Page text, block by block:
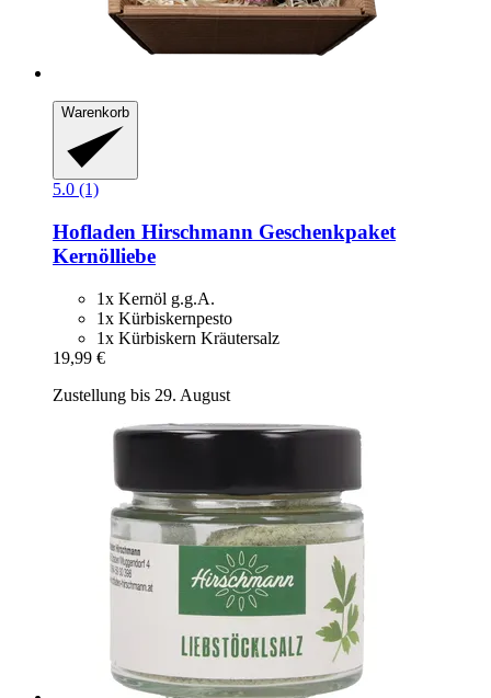
Warenkorb
5.0 (1)
Hofladen Hirschmann Geschenkpaket
Kernölliebe
1x Kernöl g.g.A.
1x Kürbiskernpesto
1x Kürbiskern Kräutersalz
19,99 €
Zustellung bis 29. August